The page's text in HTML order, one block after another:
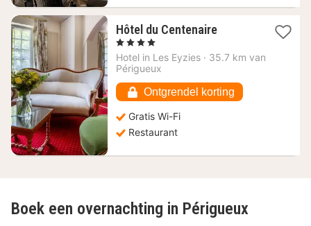
Hôtel du Centenaire1
vanaf
, 4 Sterren
Hotel in Les Eyzies · 35.7 km van
Périgueux
Ontgrendel korting
Gratis Wi-Fi
Restaurant
Boek een overnachting in Périgueux